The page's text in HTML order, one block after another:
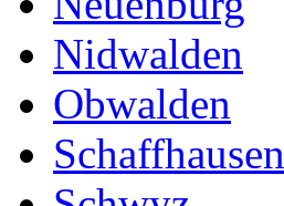
Nidwalden
Obwalden
Schaffhausen